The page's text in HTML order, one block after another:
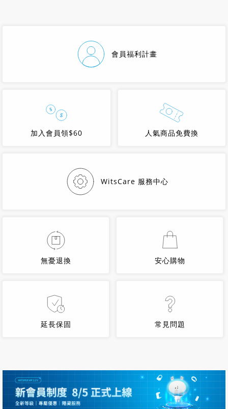
會員福利計畫
加入會員領$60 人氣商品免費換
WitsCare 服務中心
無憂退換
延長保固
安心購物
常見問題